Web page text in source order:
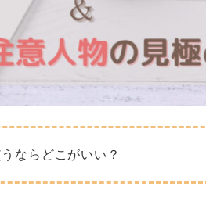
ならどこがいい？